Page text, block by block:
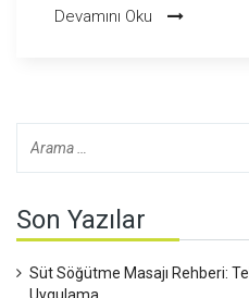
getirebilir ve kim bilir, belki de
Devamını Oku
Son Yazılar
Süt Söğütme Masajı Rehberi: